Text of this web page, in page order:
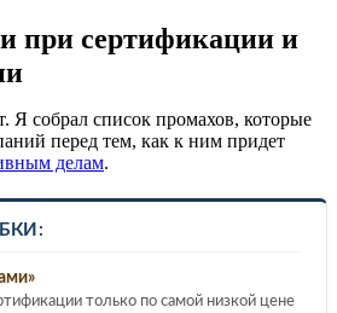
при сертификации и
собрал список промахов, которые
перед тем, как к ним придет
делам.
только по самой низкой цене